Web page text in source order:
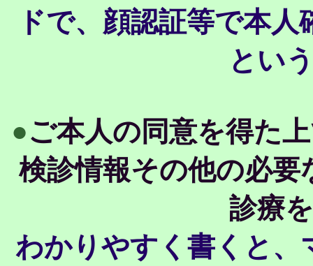
ドで、顔認証等で本
とい
●ご本人の同意を得た
検診情報その他の必要
診療
わかりやすく書くと、